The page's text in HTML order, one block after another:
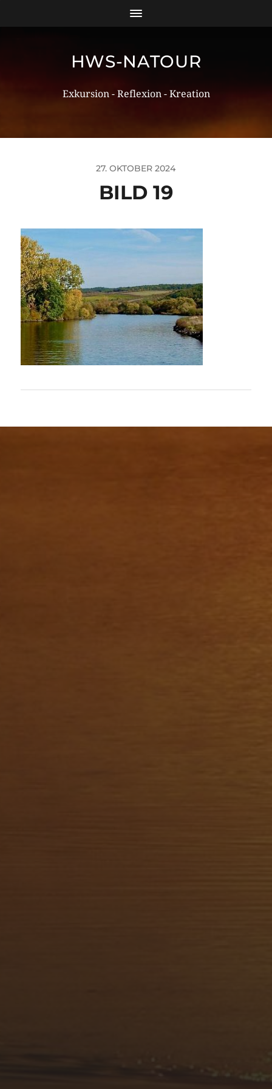
HWS-NATOUR
Exkursion - Reflexion - Kreation
27. OKTOBER 2024
BILD 19